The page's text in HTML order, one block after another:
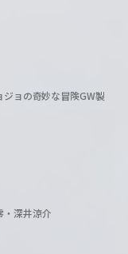
ジョの奇妙な冒険GW製
深井涼介